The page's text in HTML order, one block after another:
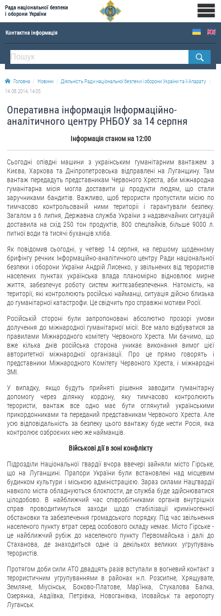
Рада національної безпеки
і оборони України
Контактна інформація
ПРО РНБОУ
Склад Ради національної безпеки і оборони України
Апарат Ради національної безпеки і оборони України
Історична довідка про діяльність Ради національної безпеки і оборони України
Новини
Drone Deals
Фотогалерея
Відеогалерея
ЗВЕРНЕННЯ ГРОМАДЯН
Звернення громадян
Електронне звернення
ДОСТУП ДО ПУБЛІЧНОЇ ІНФОРМАЦІЇ
Запит на отримання публічної інформації
Облік публічної інформації
Питання запобігання корупції
Публічні закупівлі
Внутрішній аудит
ДЕРЖАВНИЙ РЕЄСТР САНКЦІЙ
Головна Новини
Діяльність Ради національної безпеки і оборони України та її Апарату
14.08.2014, 14:05
Оперативна інформація Інформаційно-
аналітичного центру РНБОУ за 14 серпня
Інформація станом на 12:00
Сьогодні опівдні машини з украінським гуманітарним вантажем з
Києва, Харкова та Дніпропетровська відправлені на Луганщину. Там
вантаж передадуть представникам Червоного Хреста, аби міжнародна
гуманітарна місія могла доставити ці продукти людям, що стали
заручниками бандитів. Важливо, щоб терористи пропустили місію по
тимчасово контрольованій ними територіі і гарантували безпеку.
Загалом з 6 липня, Державна служба України з надзвичайних ситуацій
доставила на схід 250 тон продуктів, 800 спецпайків, більше 9000 л.
питної води та тисячі буханців хліба.
Як повідомив сьогодні, у четвер 14 серпня, на першому щоденному
брифінгу речник Інформаційно-аналітичного центру Ради національної
безпеки і оборони України Андрій Лисенко, у звільнених від терористів
населених пунктах українська влада планомірно відновлює мирне
життя, забезпечує роботу систем життєзабезпечення. Натомість, на
території, які контролюють російські найманці, ситуація дійсно близька
до гуманітарної катастрофи. Це свідчить про справжні мотиви Росії.
Російській стороні були запропоновані абсолютно прозорі умови
долучення до міжнародної гуманітарної місії. Все мало відбуватися за
правилами Міжнародного комітету Червоного Хреста. Ми бачимо, що
вже кілька днів російська сторона уникає виконання вимог цієї
авторитетної міжнародної організації. Про це прямо говорять і
представники Міжнародного Комітету Червоного Хреста, і міжнародні
ЗМІ.
У випадку, якщо будуть прийняті рішення заводити гуманітарну
допомогу через ділянку кордону, яку тимчасово контролюють
терористи, вантаж все одно має бути оглянутий українськими
прикордонниками та переданий представникам Червоного Хреста. Але
усю відповідальність за безпеку цього вантажу буде нести Росія, яка
контролює озброєних нею же найманців.
Військові дії в зоні конфлікту
Підрозділи Національної гвардії вчора ввечері зайняли місто Гірське,
що на Луганщині. Прапори України були встановлені над місцевим
будинком культури і міською адміністрацією. Зараз силами Нацгвардії
навколо міста обладнуються блокпости, де служба буде здійснюватися
цілодобово. В найближчий час співробітниками органів внутрішніх
справ проводитимуться заходи щодо стабілізації криміногенної
обстановки та забезпечення громадського порядку. Під час звільнення
населеного пункту втрат серед особового складу немає. Місто Гірське -
це найближчий рубіж до населеного пункту Первомайська і далі до
Стаханова, де знаходиться одне із декількох великих угрупувань
терористів.
Протягом доби сили АТО двадцять разів вступали в вогневий контакт з
терористичним угрупуваннями в районах н.п. Розсипне, Хрящувате,
Земляне, Міусінськ, Боково-Платове, Мар'їнка, Стукалова Балка,
Озерянка, Авдіївка, Петрівка, Новоганівка, Іловайськ та аеропорту
Луганськ.